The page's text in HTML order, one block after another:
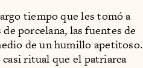
tiempo que les tomó a
porcelana, las fuentes de
de un humillo apetitoso.
ritual que el patriarca